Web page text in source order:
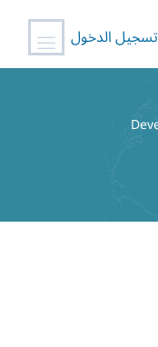
تسجيل الدخول